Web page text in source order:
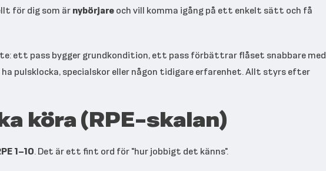
för dig som ärnybörjareoch vill komma igång på ett enkelt sätt och få
ett pass bygger grundkondition, ett pass förbättrar flåset snabbare med
pulsklocka, specialskor eller någon tidigare erfarenhet. Allt styrs efter
köra (RPE-skalan)
1–10. Det är ett fint ord för "hur jobbigt det känns".